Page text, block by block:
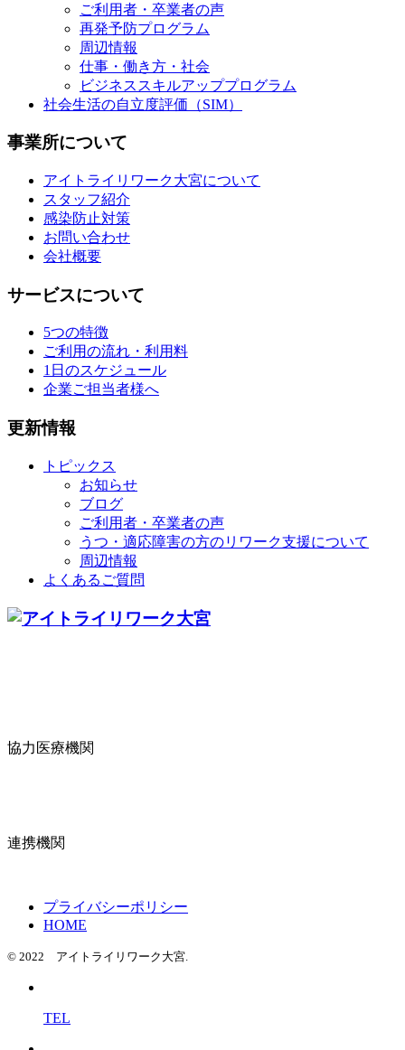
ご利用者・卒業者の声
再発予防プログラム
周辺情報
仕事・働き方・社会
ビジネススキルアッププログラム
社会生活の自立度評価（SIM）
事業所について
アイトライリワーク大宮について
スタッフ紹介
感染防止対策
お問い合わせ
会社概要
サービスについて
5つの特徴
ご利用の流れ・利用料
1日のスケジュール
企業ご担当者様へ
更新情報
トピックス
お知らせ
ブログ
ご利用者・卒業者の声
うつ・適応障害の方のリワーク支援について
周辺情報
よくあるご質問
協力医療機関
連携機関
プライバシーポリシー
HOME
© 2022 アイトライリワーク大宮.
TEL